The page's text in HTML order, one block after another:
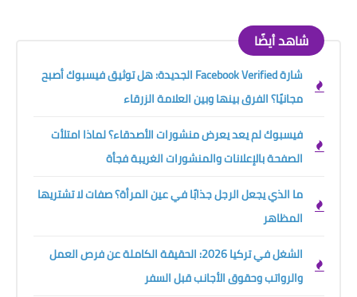
شاهد أيضًا
شارة Facebook Verified الجديدة: هل توثيق فيسبوك أصبح
مجانيًا؟ الفرق بينها وبين العلامة الزرقاء
فيسبوك لم يعد يعرض منشورات الأصدقاء؟ لماذا امتلأت
الصفحة بالإعلانات والمنشورات الغريبة فجأة
ما الذي يجعل الرجل جذابًا في عين المرأة؟ صفات لا تشتريها
المظاهر
الشغل في تركيا 2026: الحقيقة الكاملة عن فرص العمل
والرواتب وحقوق الأجانب قبل السفر